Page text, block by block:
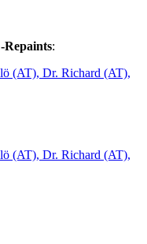
:
(AT), Dr. Richard (AT),
(AT), Dr. Richard (AT),